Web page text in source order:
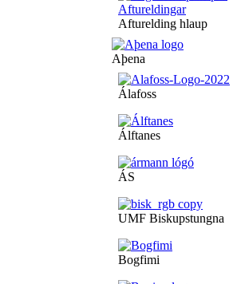
Afturelding hlaup
Aþena
Álafoss
Álftanes
ÁS
UMF Biskupstungna
Bogfimi